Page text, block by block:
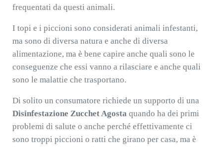
frequentati da questi animali.
I topi e i piccioni sono considerati animali infestanti,
ma sono di diversa natura e anche di diversa
alimentazione, ma è bene capire anche quali sono le
conseguenze che essi vanno a rilasciare e anche quali
sono le malattie che trasportano.
Di solito un consumatore richiede un supporto di una
Disinfestazione Zucchet Agosta quando ha dei primi
problemi di salute o anche perché effettivamente ci
sono troppi piccioni o ratti che girano per casa, ma è